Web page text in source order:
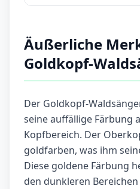
Äußerliche
Goldkopf-
Der Goldkopf-
seine auffällige Färbung
Kopfbereich. Der
goldfarben, was ihm
Diese goldene Färbung
den dunkleren